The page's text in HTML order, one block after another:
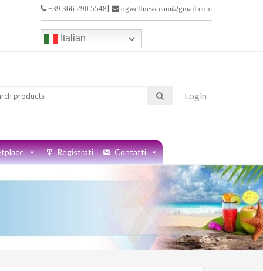
+39 366 290 5548 ogwellnessteam@gmail.com
Italian
Login
Registrati Contatti